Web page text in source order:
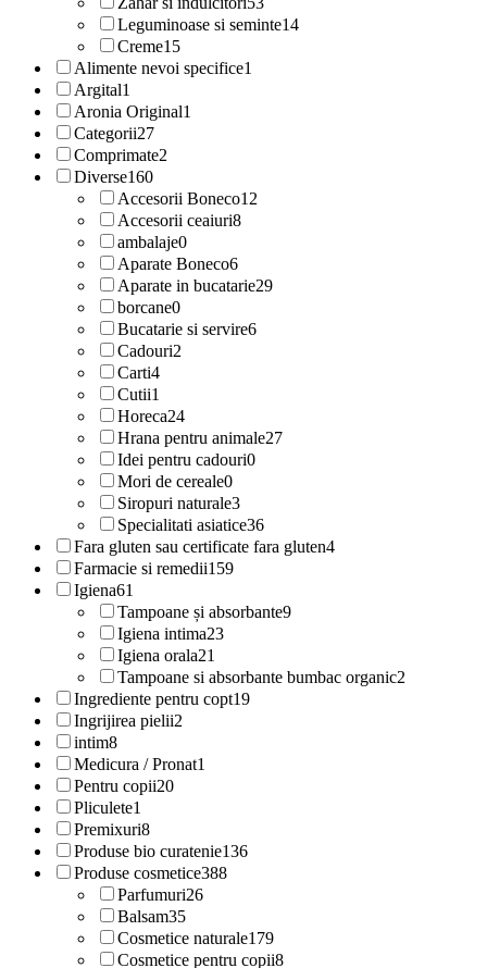
Leguminoase si seminte14
Creme15
Alimente nevoi specifice1
Argital1
Aronia Original1
Categorii27
Comprimate2
Diverse160
Accesorii Boneco12
Accesorii ceaiuri8
ambalaje0
Aparate Boneco6
Aparate in bucatarie29
borcane0
Bucatarie si servire6
Cadouri2
Carti4
Cutii1
Horeca24
Hrana pentru animale27
Idei pentru cadouri0
Mori de cereale0
Siropuri naturale3
Specialitati asiatice36
Fara gluten sau certificate fara gluten4
Farmacie si remedii159
Igiena61
Tampoane și absorbante9
Igiena intima23
Igiena orala21
Tampoane si absorbante bumbac organic2
Ingrediente pentru copt19
Ingrijirea pielii2
intim8
Medicura / Pronat1
Pentru copii20
Pliculete1
Premixuri8
Produse bio curatenie136
Produse cosmetice388
Parfumuri26
Balsam35
Cosmetice naturale179
Cosmetice pentru copii8